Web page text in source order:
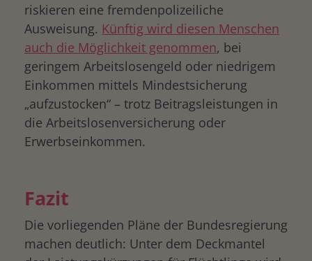
riskieren eine fremdenpolizeiliche
Ausweisung. Künftig wird diesen Menschen
auch die Möglichkeit genommen, bei
geringem Arbeitslosengeld oder niedrigem
Einkommen mittels Mindestsicherung
„aufzustocken“ – trotz Beitragsleistungen in
die Arbeitslosenversicherung oder
Erwerbseinkommen.
Fazit
Die vorliegenden Pläne der Bundesregierung
machen deutlich: Unter dem Deckmantel